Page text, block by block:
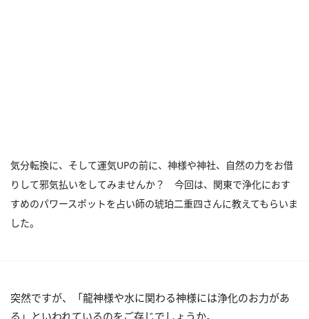
気分転換に、そして運気UPの前に、神様や神社、自然の力をお借
りして邪気払いをしてみませんか？ 今回は、関東で浄化におす
すめのパワースポットを占い師の琥珀二重四さんに教えてもらいま
した。
突然ですが、「龍神様や水に関わる神様には浄化のお力があ
る」といわれているのをご存じでしょうか。